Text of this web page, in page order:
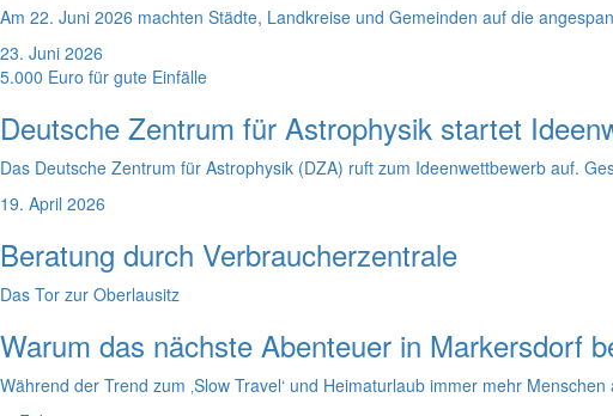
Am 22. Juni 2026 machten Städte, Landkreise und Gemeinden auf die
23. Juni 2026
5.000 Euro für gute Einfälle
Deutsche Zentrum für Astrophysik startet
Das Deutsche Zentrum für Astrophysik (DZA) ruft zum Ideenwettbewerb auf.
19. April 2026
Beratung durch Verbraucherzentrale
Das Tor zur Oberlausitz
Warum das nächste Abenteuer in Markersdorf
Während der Trend zum ‚Slow Travel‘ und Heimaturlaub immer mehr